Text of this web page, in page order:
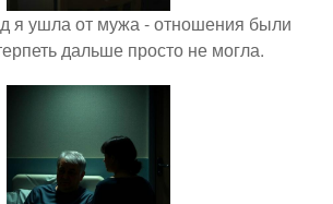
я ушла от мужа - отношения были
дальше просто не могла.